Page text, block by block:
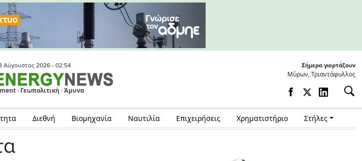
Αύγουστος 2026 - 02:54
· Γεωπολιτική · Άμυνα
Σήμερα γιορτάζουν
Μύρων, Τριαντάφυλλος
Διεθνή Βιομηχανία Ναυτιλία Επιχειρήσεις Χρηματιστήριο Στήλες